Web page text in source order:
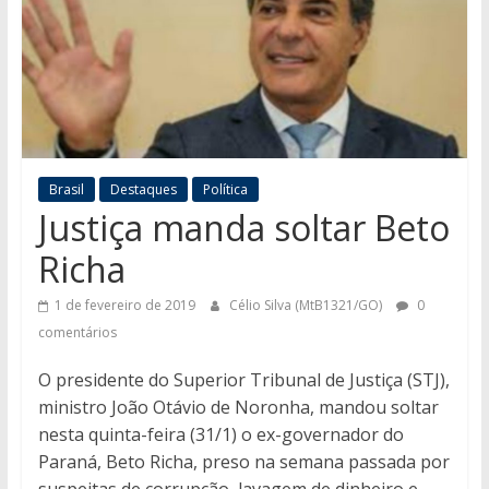
Brasil Destaques Política
Justiça manda soltar Beto
Richa
1 de fevereiro de 2019 Célio Silva (MtB1321/GO)
0
comentários
O presidente do Superior Tribunal de Justiça (STJ),
ministro João Otávio de Noronha, mandou soltar
nesta quinta-feira (31/1) o ex-governador do
Paraná, Beto Richa, preso na semana passada por